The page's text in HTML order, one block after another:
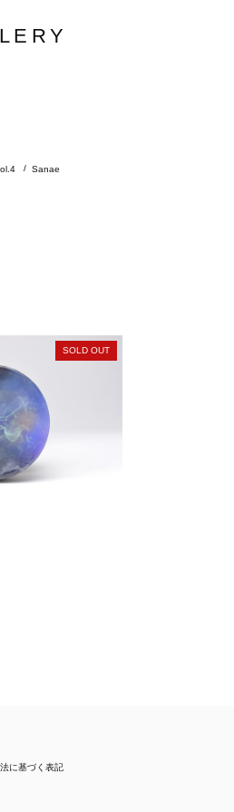
Sanae
SOLD OUT
に基づく表記